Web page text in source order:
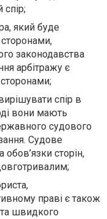
який буде
законодавства
арбітражу є
спір в
вони мають
судового
Судове
сторін,
праві є також
швидкого